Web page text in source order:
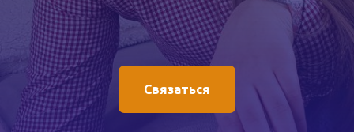
Связаться